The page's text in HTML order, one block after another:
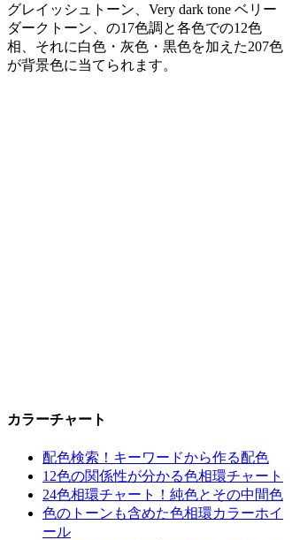
グレイッシュトーン、Very dark tone ベリー
ダークトーン、の17色調と各色での12色
相、それに白色・灰色・黒色を加えた207色
が背景色に当てられます。
カラーチャート
配色検索！キーワードから作る配色
12色の関係性が分かる色相環チャート
24色相環チャート！純色とその中間色
色のトーンも含めた色相環カラーホイ
ール